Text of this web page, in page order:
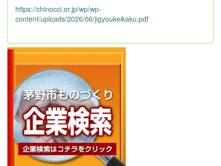
https://chinocci.or.jp/wp/wp-
content/uploads/2026/06/jigyoukeikaku.pdf